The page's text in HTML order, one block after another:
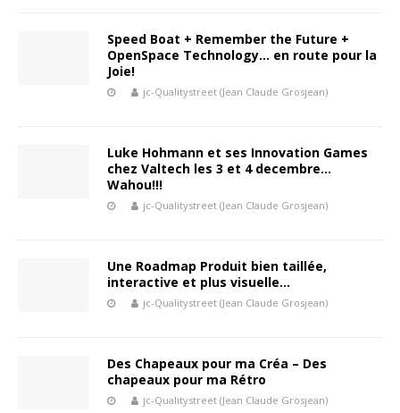
Speed Boat + Remember the Future +
OpenSpace Technology… en route pour la
Joie!
jc-Qualitystreet (Jean Claude Grosjean)
Luke Hohmann et ses Innovation Games
chez Valtech les 3 et 4 decembre…
Wahou!!!
jc-Qualitystreet (Jean Claude Grosjean)
Une Roadmap Produit bien taillée,
interactive et plus visuelle…
jc-Qualitystreet (Jean Claude Grosjean)
Des Chapeaux pour ma Créa – Des
chapeaux pour ma Rétro
jc-Qualitystreet (Jean Claude Grosjean)